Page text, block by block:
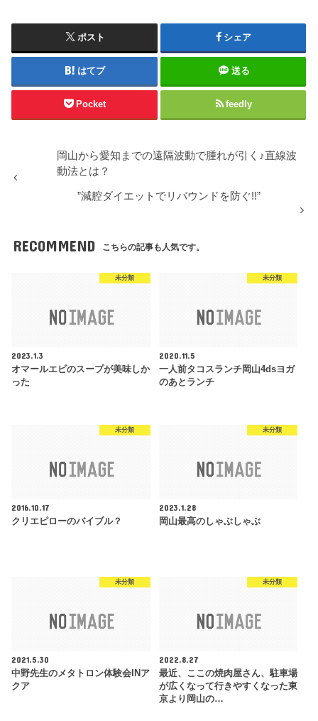
ポスト シェア
はてブ 送る
Pocket feedly
岡山から愛知までの遠隔波動で腫れが引く♪直線波
動法とは？
”減腔ダイエットでリバウンドを防ぐ!!”
RECOMMEND こちらの記事も人気です。
未分類
2023.1.3
オマールエビのスープが美味しか
った
未分類
2020.11.5
一人前タコスランチ岡山4dsヨガ
のあとランチ
未分類
2016.10.17
クリエピローのバイブル？
未分類
2023.1.28
岡山最高のしゃぶしゃぶ
未分類
2021.5.30
中野先生のメタトロン体験会INア
クア
未分類
2022.8.27
最近、ここの焼肉屋さん、駐車場
が広くなって行きやすくなった東
京より岡山の…